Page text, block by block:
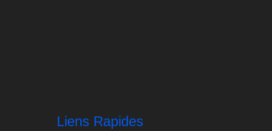
Liens Rapides